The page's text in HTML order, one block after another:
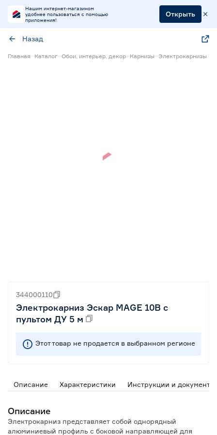
Нашим интернет-магазином
удобнее пользоваться с помощью
приложения!
Открыть
Назад
Главная Каталог Обои, интерьер, декор Карнизы Электрокарнизы
344000110
Электрокарниз Эскар MAGE 10В с
пультом ДУ 5 м
Этот товар не продается в выбранном регионе
Описание Характеристики Инструкции и документы
Описание
Электрокарниз представляет собой однорядный
алюминиевый профиль с боковой направляющей для